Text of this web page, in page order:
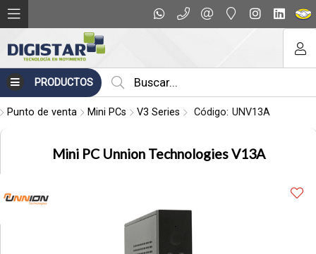
PRODUCTOS
Punto de venta Mini PCs V3 Series Código: UNV13A
Mini PC Unnion Technologies V13A